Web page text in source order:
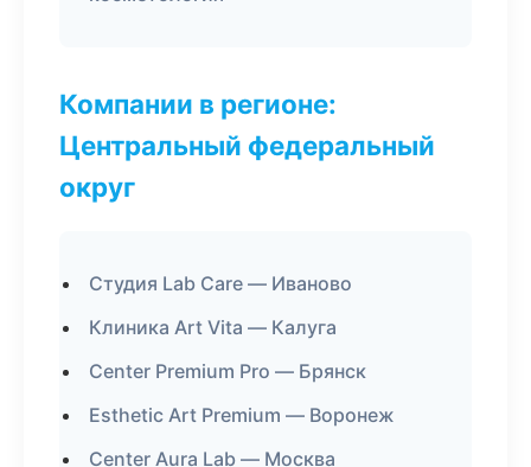
Компании в регионе:
Центральный федеральный
округ
Студия Lab Care — Иваново
Клиника Art Vita — Калуга
Center Premium Pro — Брянск
Esthetic Art Premium — Воронеж
Center Aura Lab — Москва